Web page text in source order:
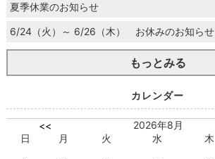
夏季休業のお知らせ
6/24（火）～ 6/26（木） お休みのお知らせ
もっとみる
カレンダー
<<
2026年8月
日
月 火 水 木